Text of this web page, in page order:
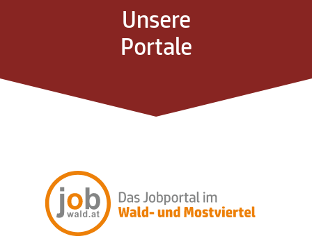
Unsere
Portale